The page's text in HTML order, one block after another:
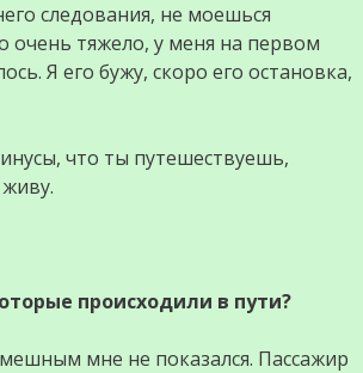
следования, не моешься
очень тяжело, у меня на первом
Я его бужу, скоро его остановка,
что ты путешествуешь,
происходили в пути?
мне не показался. Пассажир